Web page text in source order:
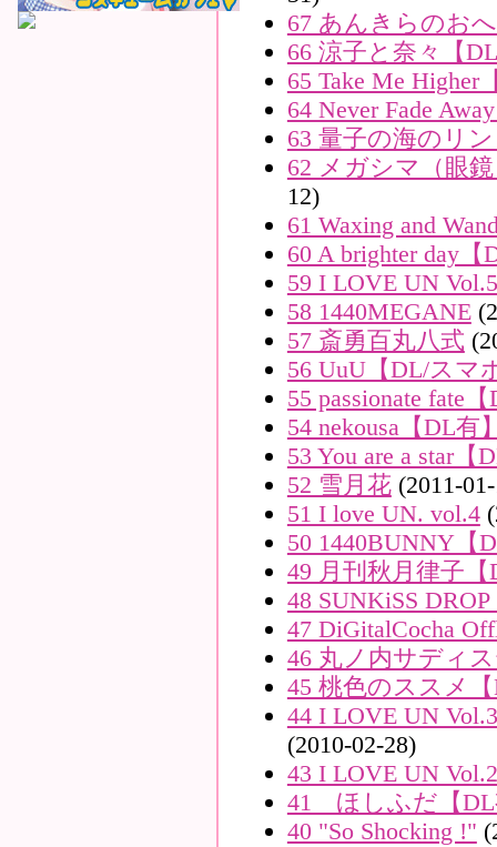
67 あんきらのお
66 涼子と奈々【
65 Take Me Higher
64 Never Fade
63 量子の海のリ
62 メガシマ（眼
12)
61 Waxing and
60 A brighter day【
59 I LOVE UN
58 1440MEGANE
57 斎勇百丸八式
56 UuU【DL/スマ
55 passionate fate
54 nekousa【DL有
53 You are a star【
52 雪月花(2011-
51 I love UN. vol.4
50 1440BUNNY【
49 月刊秋月律子
48 SUNKiSS
47 DiGitalCocha
46 丸ノ内サディ
45 桃色のススメ
44 I LOVE UN
(2010-02-28)
43 I LOVE UN
41 ほしふだ【DL
40 "So Shocking !"